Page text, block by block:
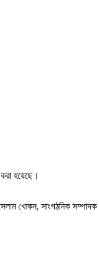
হয়েছে।
খোকন, সাংগঠনিক